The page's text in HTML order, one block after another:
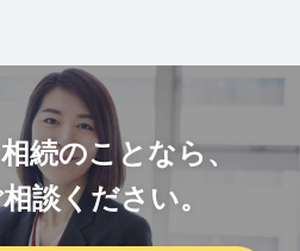
続のことなら、
談ください。